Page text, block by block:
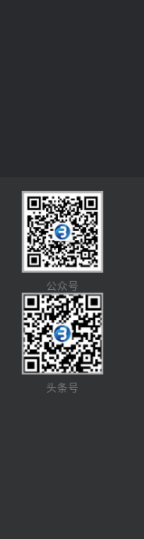
公众号
头条号